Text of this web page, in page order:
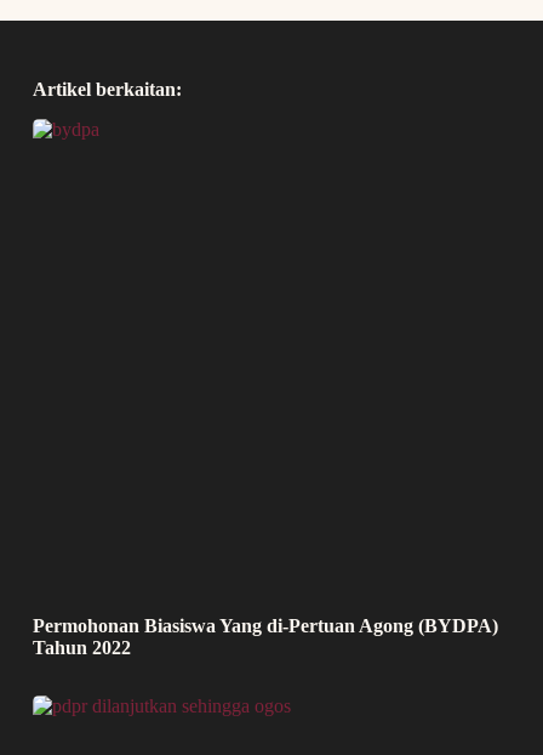
Artikel berkaitan:
Permohonan Biasiswa Yang di-Pertuan Agong (BYDPA)
Tahun 2022